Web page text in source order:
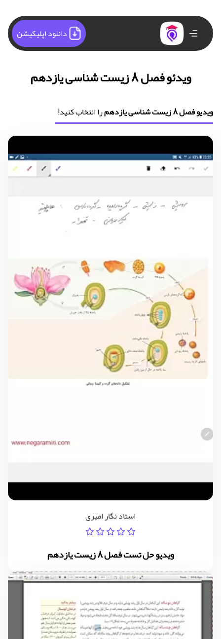
دانلود اپلیکیشن
ویدئو فصل 8 زیست شناسی یازدهم
ویدیو فصل 8 زیست شناسی یازدهم را انتخاب کنید!
استاد نگار امیری
ویدیو حل تست فصل 8 زیست یازدهم